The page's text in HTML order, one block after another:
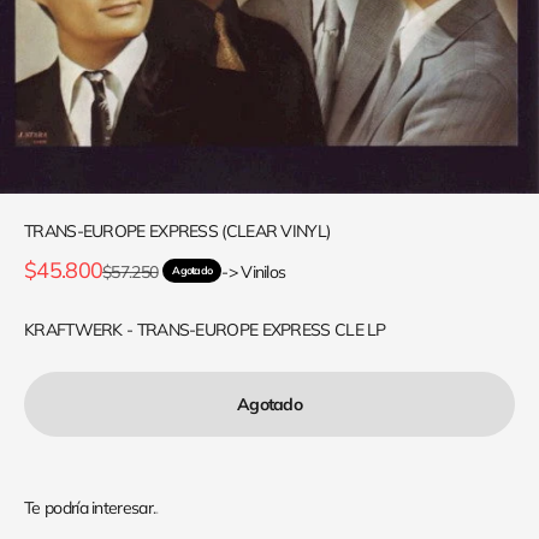
TRANS-EUROPE EXPRESS (CLEAR VINYL)
Precio de oferta
$45.800Precio normal
$57.250 Agotado -> Vinilos
KRAFTWERK - TRANS-EUROPE EXPRESS CLE LP
Agotado